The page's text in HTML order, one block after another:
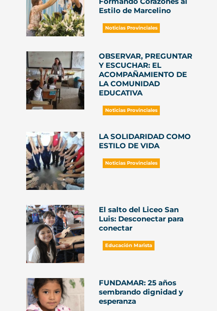
Estilo de Marcelino
Noticias Provinciales
OBSERVAR, PREGUNTAR
Y ESCUCHAR: EL
ACOMPAÑAMIENTO DE
LA COMUNIDAD
EDUCATIVA
Noticias Provinciales
LA SOLIDARIDAD COMO
ESTILO DE VIDA
Noticias Provinciales
El salto del Liceo San
Luis: Desconectar para
conectar
Educación Marista
FUNDAMAR: 25 años
sembrando dignidad y
esperanza